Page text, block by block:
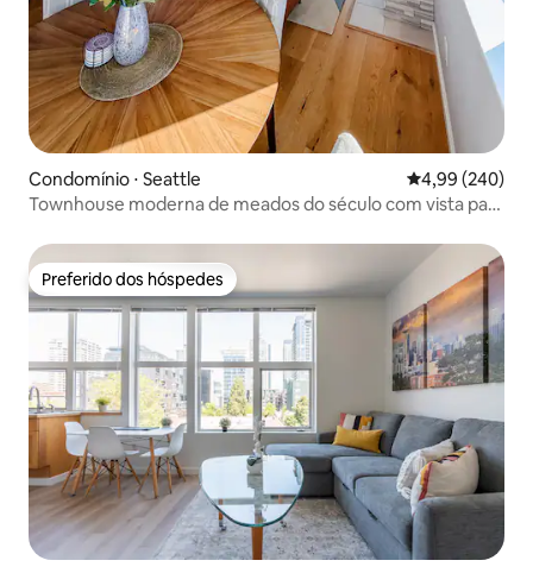
Condomínio ⋅ Seattle 4,99 de uma
4,99 (240)
Townhouse moderna de meados do século com vista para
Preferido dos hóspedes
Preferido dos hóspedes